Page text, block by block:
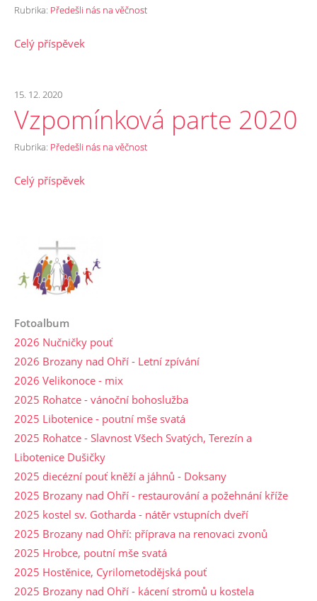
Rubrika: Předešli nás na věčnost
Celý příspěvek
15. 12. 2020
Vzpomínková parte 2020
Rubrika: Předešli nás na věčnost
Celý příspěvek
Fotoalbum
2026 Nučničky pouť
2026 Brozany nad Ohří - Letní zpívání
2026 Velikonoce - mix
2025 Rohatce - vánoční bohoslužba
2025 Libotenice - poutní mše svatá
2025 Rohatce - Slavnost Všech Svatých, Terezín a
Libotenice Dušičky
2025 diecézní pouť kněží a jáhnů - Doksany
2025 Brozany nad Ohří - restaurování a požehnání kříže
2025 kostel sv. Gotharda - nátěr vstupních dveří
2025 Brozany nad Ohří: příprava na renovaci zvonů
2025 Hrobce, poutní mše svatá
2025 Hostěnice, Cyrilometodějská pouť
2025 Brozany nad Ohří - kácení stromů u kostela